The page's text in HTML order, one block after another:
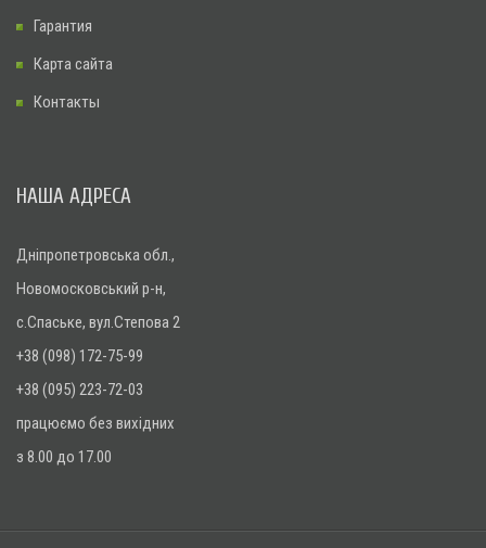
Гарантия
Карта сайта
Контакты
НАША АДРЕСА
Дніпропетровська обл.,
Новомосковський р-н,
с.Спаське, вул.Степова 2
+38 (098) 172-75-99
+38 (095) 223-72-03
працюємо без вихідних
з 8.00 до 17.00